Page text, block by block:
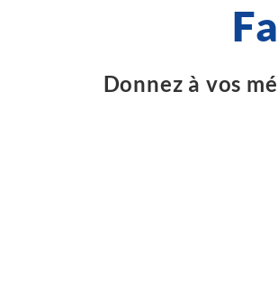
Donnez à vos